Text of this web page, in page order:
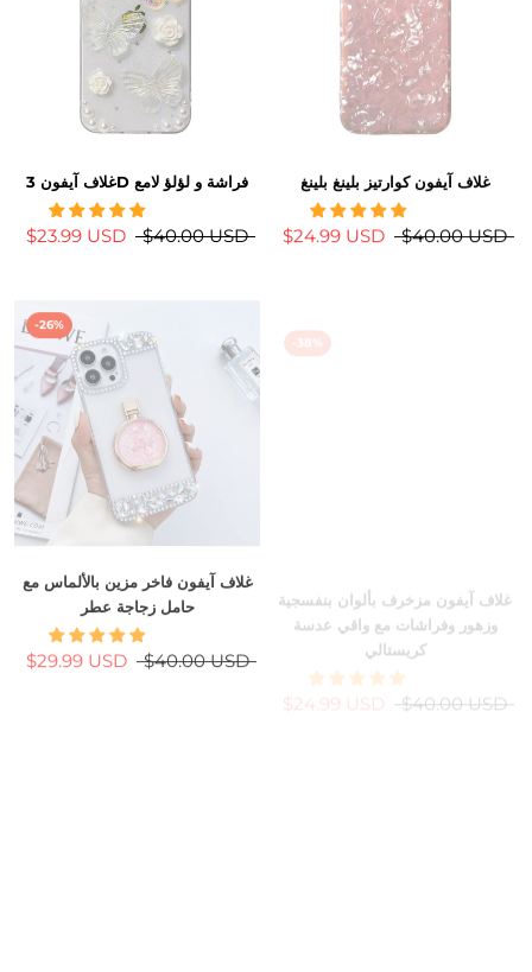
غلاف آيفون 3D فراشة و لؤلؤ لامع
$23.99 USD $40.00 USD
غلاف آيفون كوارتيز بلينغ بلينغ
$24.99 USD $40.00 USD
-26%
غلاف آيفون فاخر مزين بالألماس مع
حامل زجاجة عطر
$29.99 USD $40.00 USD
وزهور وفراشات مع واقي عدسة
كريستالي
$24.99 USD $40.00 USD